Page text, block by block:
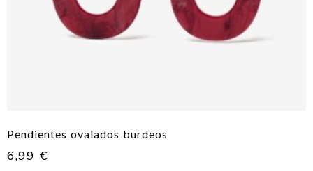
Pendientes ovalados burdeos
6,99 €